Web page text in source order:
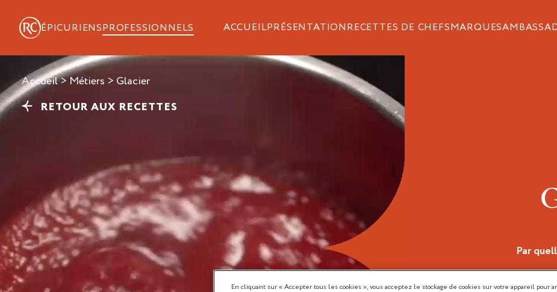
ÉPICURIENSPROFESSIONNELS ACCUEILPRÉSENTATIONRECETTES DE CHEFSMARQUES
Accueil>Métiers > glacier
RETOUR AUX RECETTES
Par
En cliquant sur « Accepter tous les cookies », vous acceptez le stockage de cookies sur votre appareil pour